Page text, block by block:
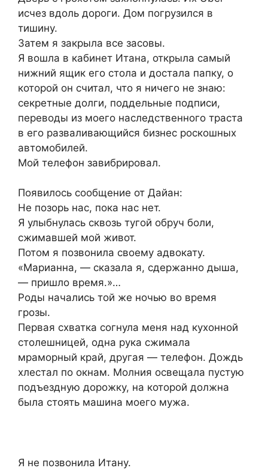
исчез вдоль дороги. Дом погрузился в
тишину.
Затем я закрыла все засовы.
Я вошла в кабинет Итана, открыла самый
нижний ящик его стола и достала папку, о
которой он считал, что я ничего не знаю:
секретные долги, поддельные подписи,
переводы из моего наследственного траста
в его разваливающийся бизнес роскошных
автомобилей.
Мой телефон завибрировал.
Появилось сообщение от Дайан:
Не позорь нас, пока нас нет.
Я улыбнулась сквозь тугой обруч боли,
сжимавшей мой живот.
Потом я позвонила своему адвокату.
«Марианна, — сказала я, сдержанно дыша,
— пришло время.»…
Роды начались той же ночью во время
грозы.
Первая схватка согнула меня над кухонной
столешницей, одна рука сжимала
мраморный край, другая — телефон. Дождь
хлестал по окнам. Молния освещала пустую
подъездную дорожку, на которой должна
была стоять машина моего мужа.
Я не позвонила Итану.